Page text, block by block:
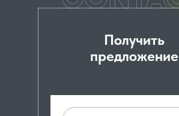
Получить
предложение